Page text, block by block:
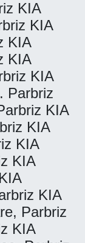
KIA
KIA
KIA
KIA
KIA
Parbriz
KIA
KIA
KIA
KIA
KIA
Parbriz
KIA